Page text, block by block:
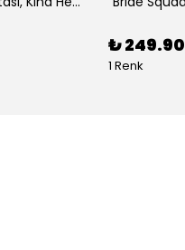
₺ 249.90
1 Renk